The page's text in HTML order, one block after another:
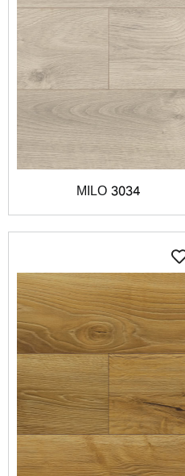
MILO 3034